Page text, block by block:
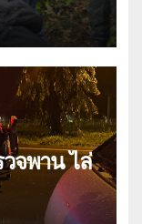
จพาน ไล่